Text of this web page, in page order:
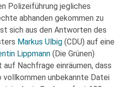
Polizeiführung jegliches
abhanden gekommen zu
sich aus den Antworten des
Markus Ulbig (CDU) auf eine
Lippmann (Die Grünen)
Nachfrage einräumen, dass
vollkommen unbekannte Datei